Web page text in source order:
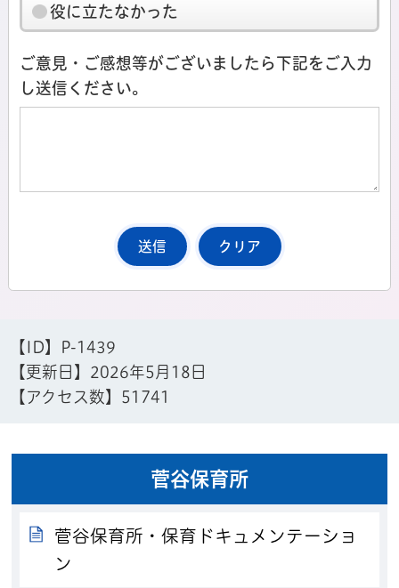
役に立たなかった
ご意見・ご感想等がございましたら下記をご入力
し送信ください。
【ID】
P-1439
【更新日】 2026年5月18日
【アクセス数】
51741
菅谷保育所
菅谷保育所・保育ドキュメンテーショ
ン